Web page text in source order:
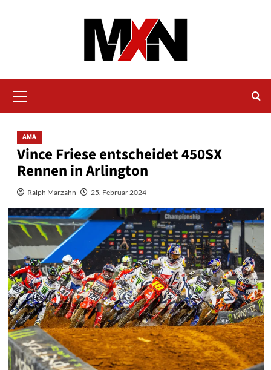
Menü
AMA
Vince Friese entscheidet 450SX
Rennen in Arlington
Ralph Marzahn 25. Februar 2024